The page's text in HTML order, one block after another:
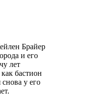
Брайер
и его
лет
бастион
у его